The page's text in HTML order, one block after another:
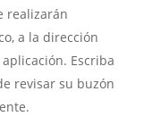
realizarán
a la dirección
Escriba
revisar su buzón